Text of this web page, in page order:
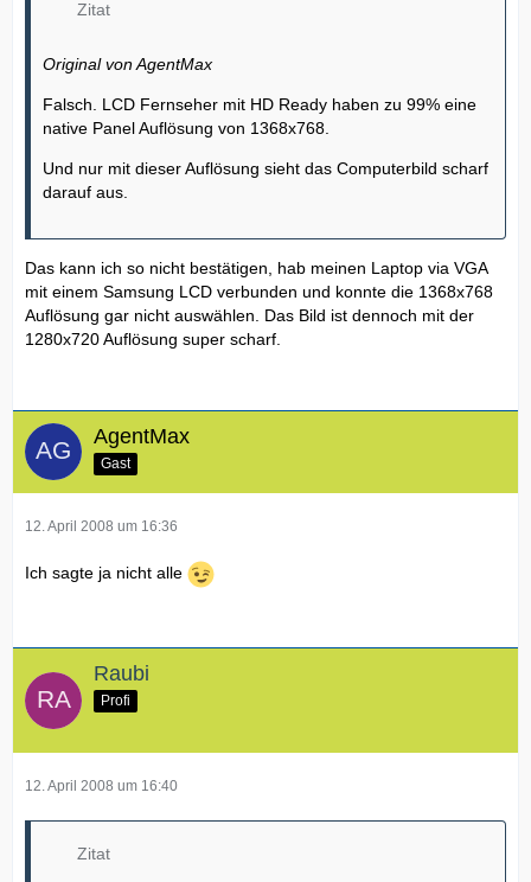
Zitat
Original von AgentMax
Falsch. LCD Fernseher mit HD Ready haben zu 99% eine
native Panel Auflösung von 1368x768.
Und nur mit dieser Auflösung sieht das Computerbild scharf
darauf aus.
Das kann ich so nicht bestätigen, hab meinen Laptop via VGA
mit einem Samsung LCD verbunden und konnte die 1368x768
Auflösung gar nicht auswählen. Das Bild ist dennoch mit der
1280x720 Auflösung super scharf.
AgentMax
Gast
12. April 2008 um 16:36
Ich sagte ja nicht alle
Raubi
Profi
12. April 2008 um 16:40
Zitat